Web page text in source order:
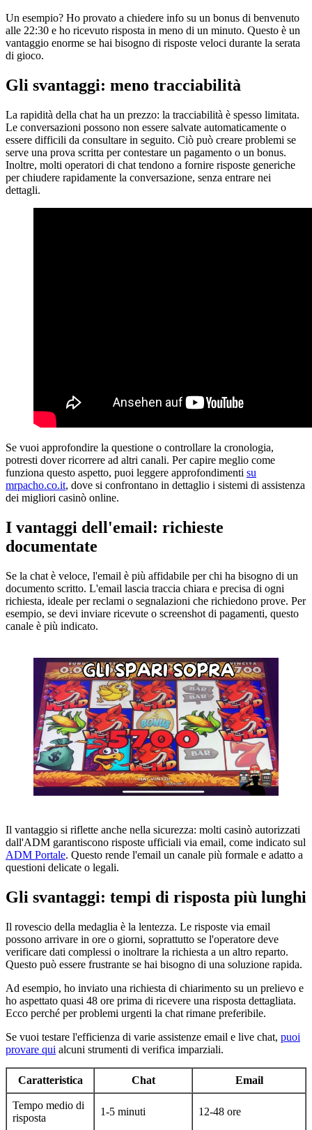
Un esempio? Ho provato a chiedere info su un bonus di benvenuto
alle 22:30 e ho ricevuto risposta in meno di un minuto. Questo è un
vantaggio enorme se hai bisogno di risposte veloci durante la serata
di gioco.
Gli svantaggi: meno tracciabilità
La rapidità della chat ha un prezzo: la tracciabilità è spesso limitata.
Le conversazioni possono non essere salvate automaticamente o
essere difficili da consultare in seguito. Ciò può creare problemi se
serve una prova scritta per contestare un pagamento o un bonus.
Inoltre, molti operatori di chat tendono a fornire risposte generiche
per chiudere rapidamente la conversazione, senza entrare nei
dettagli.
Se vuoi approfondire la questione o controllare la cronologia,
potresti dover ricorrere ad altri canali. Per capire meglio come
funziona questo aspetto, puoi leggere approfondimenti su
mrpacho.co.it, dove si confrontano in dettaglio i sistemi di assistenza
dei migliori casinò online.
I vantaggi dell'email: richieste
documentate
Se la chat è veloce, l'email è più affidabile per chi ha bisogno di un
documento scritto. L'email lascia traccia chiara e precisa di ogni
richiesta, ideale per reclami o segnalazioni che richiedono prove. Per
esempio, se devi inviare ricevute o screenshot di pagamenti, questo
canale è più indicato.
Il vantaggio si riflette anche nella sicurezza: molti casinò autorizzati
dall'ADM garantiscono risposte ufficiali via email, come indicato sul
ADM Portale. Questo rende l'email un canale più formale e adatto a
questioni delicate o legali.
Gli svantaggi: tempi di risposta più lunghi
Il rovescio della medaglia è la lentezza. Le risposte via email
possono arrivare in ore o giorni, soprattutto se l'operatore deve
verificare dati complessi o inoltrare la richiesta a un altro reparto.
Questo può essere frustrante se hai bisogno di una soluzione rapida.
Ad esempio, ho inviato una richiesta di chiarimento su un prelievo e
ho aspettato quasi 48 ore prima di ricevere una risposta dettagliata.
Ecco perché per problemi urgenti la chat rimane preferibile.
Se vuoi testare l'efficienza di varie assistenze email e live chat, puoi
provare qui alcuni strumenti di verifica imparziali.
Caratteristica Chat Email
Tempo medio di
risposta
1-5 minuti 12-48 ore